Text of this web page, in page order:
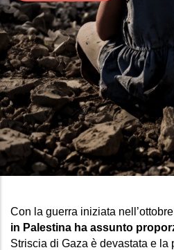
Con la guerra iniziata
in Palestina ha assunto
Striscia di Gaza è devastata e la